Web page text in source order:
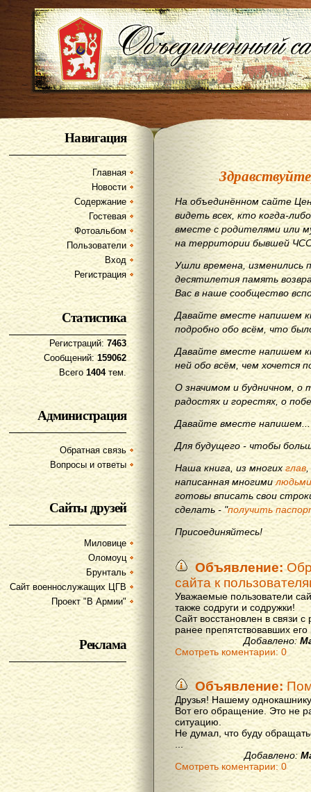
Навигация
Главная
Новости
Содержание
Гостевая
Фотоальбом
Пользователи
Вход
Регистрация
Статистика
Регистраций: 7463
Сообщений:159062
Всего 1404тем.
Администрация
Обратная связь
Вопросы и ответы
Сайты друзей
Миловице
Оломоуц
Брунталь
Сайт военнослужащих ЦГВ
Проект "В Армии"
Реклама
На объединённом сайте
видеть всех, кто когда-
вместе с родителями или
на территории бывшей
Ушли времена, изменились
десятилетия память
Вас в наше сообщество
Давайте вместе напишем
подробно обо всём, что
Давайте вместе напишем
ней обо всём, чем хочется
О значимом и будничном, о
радостях и горестях, о
Давайте вместе напишем...
Для будущего - чтобы
Наша книга, из многихглав
написанная многимилюдьми
готовы вписать свои
сделать - "получить
Присоединяйтесь!
Объявление:
сайта к
Уважаемые пользователи
также содруги и содружки!
Сайт восстановлен в связи
ранее препятствовавших
Добавлено:
Смотреть коментарии: 0
Объявление:
Друзья! Нашему
Вот его обращение. Это не
ситуацию.
Не думал, что буду
Добавлено:
Смотреть коментарии: 0